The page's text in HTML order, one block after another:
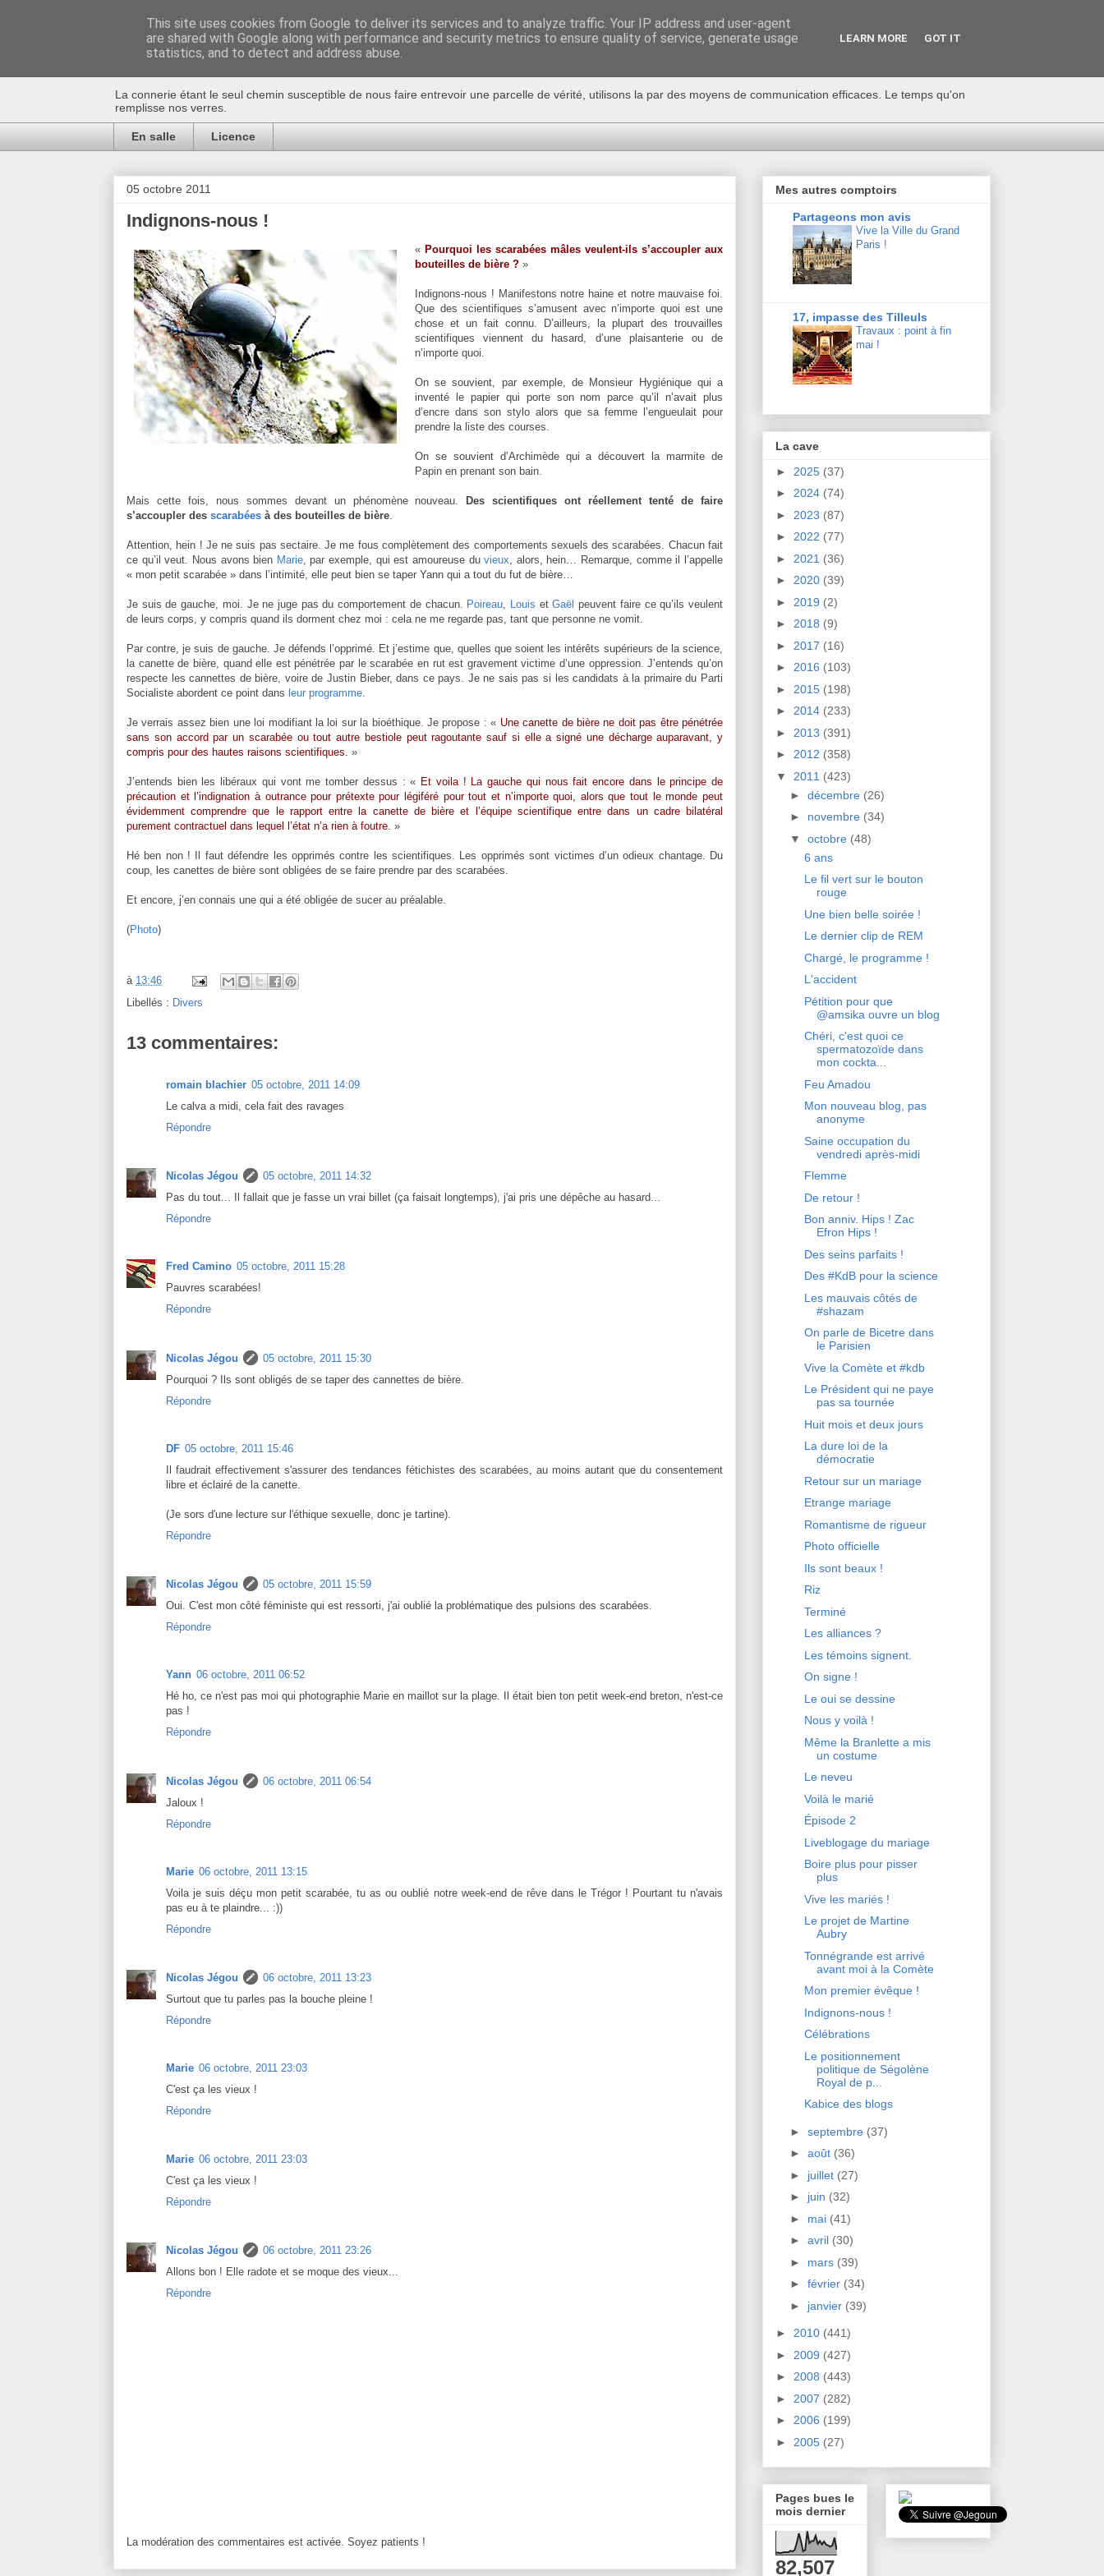
Au bistro !
La connerie étant le seul chemin susceptible de nous faire entrevoir une parcelle de vérité, utilisons la par des moyens de communication efficaces. Le temps qu'on
remplisse nos verres.
En salle Licence
05 octobre 2011
Indignons-nous !
« Pourquoi les scarabées mâles veulent-ils s’accoupler aux
bouteilles de bière ? »
Indignons-nous ! Manifestons notre haine et notre mauvaise foi.
Que des scientifiques s’amusent avec n’importe quoi est une
chose et un fait connu. D’ailleurs, la plupart des trouvailles
scientifiques viennent du hasard, d’une plaisanterie ou de
n’importe quoi.
On se souvient, par exemple, de Monsieur Hygiénique qui a
inventé le papier qui porte son nom parce qu’il n’avait plus
d’encre dans son stylo alors que sa femme l’engueulait pour
prendre la liste des courses.
On se souvient d’Archimède qui a découvert la marmite de
Papin en prenant son bain.
Mais cette fois, nous sommes devant un phénomène nouveau.
Des scientifiques ont réellement tenté de faire
s’accoupler des scarabées à des bouteilles de bière
Attention, hein ! Je ne suis pas sectaire. Je me fous complètement des comportements sexuels des scarabées. Chacun fait
ce qu’il veut. Nous avons bien Marie, par exemple, qui est amoureuse duvieux , alors, hein… Remarque, comme il l’appelle
« mon petit scarabée » dans l’intimité, elle peut bien se taper Yann qui a tout du fut de bière…
Je suis de gauche, moi. Je ne juge pas du comportement de chacun. Poireau Louis etGaël peuvent faire ce qu’ils veulent
de leurs corps, y compris quand ils dorment chez moi : cela ne me regarde pas, tant que personne ne vomit.
Par contre, je suis de gauche. Je défends l’opprimé. Et j’estime que, quelles que soient les intérêts supérieurs de la science,
la canette de bière, quand elle est pénétrée par le scarabée en rut est gravement victime d’une oppression. J’entends qu’on
respecte les cannettes de bière, voire de Justin Bieber, dans ce pays. Je ne sais pas si les candidats à la primaire du Parti
Socialiste abordent ce point dans leur programme
Je verrais assez bien une loi modifiant la loi sur la bioéthique. Je propose : « Une canette de bière ne doit pas être pénétrée
sans son accord par un scarabée ou tout autre bestiole peut ragoutante sauf si elle a signé une décharge auparavant, y
compris pour des hautes raisons scientifiques. »
J’entends bien les libéraux qui vont me tomber dessus : « Et voila ! La gauche qui nous fait encore dans le principe de
précaution et l’indignation à outrance pour prétexte pour légiféré pour tout et n’importe quoi, alors que tout le monde peut
évidemment comprendre que le rapport entre la canette de bière et l’équipe scientifique entre dans un cadre bilatéral
purement contractuel dans lequel l’état n’a rien à foutre. »
Hé ben non ! Il faut défendre les opprimés contre les scientifiques. Les opprimés sont victimes d’un odieux chantage. Du
coup, les canettes de bière sont obligées de se faire prendre par des scarabées.
Et encore, j’en connais une qui a été obligée de sucer au préalable.
(Photo)
à 13:46
Libellés : Divers
13 commentaires:
romain blachier 05 octobre, 2011 14:09
Le calva a midi, cela fait des ravages
Répondre
Nicolas Jégou
05 octobre, 2011 14:32
Pas du tout... Il fallait que je fasse un vrai billet (ça faisait longtemps), j'ai pris une dépêche au hasard...
Répondre
Fred Camino 05 octobre, 2011 15:28
Pauvres scarabées!
Répondre
Nicolas Jégou
05 octobre, 2011 15:30
Pourquoi ? Ils sont obligés de se taper des cannettes de bière.
Répondre
DF 05 octobre, 2011 15:46
Il faudrait effectivement s'assurer des tendances fétichistes des scarabées, au moins autant que du consentement
libre et éclairé de la canette.
(Je sors d'une lecture sur l'éthique sexuelle, donc je tartine).
Répondre
Nicolas Jégou
05 octobre, 2011 15:59
Oui. C'est mon côté féministe qui est ressorti, j'ai oublié la problématique des pulsions des scarabées.
Répondre
Yann 06 octobre, 2011 06:52
Hé ho, ce n'est pas moi qui photographie Marie en maillot sur la plage. Il était bien ton petit week-end breton, n'est-ce
pas !
Répondre
Nicolas Jégou
06 octobre, 2011 06:54
Jaloux !
Répondre
Marie 06 octobre, 2011 13:15
Voila je suis déçu mon petit scarabée, tu as ou oublié notre week-end de rêve dans le Trégor ! Pourtant tu n'avais
pas eu à te plaindre... :))
Répondre
Nicolas Jégou
06 octobre, 2011 13:23
Surtout que tu parles pas la bouche pleine !
Répondre
Marie 06 octobre, 2011 23:03
C'est ça les vieux !
Répondre
Marie 06 octobre, 2011 23:03
C'est ça les vieux !
Répondre
Nicolas Jégou
06 octobre, 2011 23:26
Allons bon ! Elle radote et se moque des vieux...
Répondre
La modération des commentaires est activée. Soyez patients !
Mes autres comptoirs
Partageons mon avis
Vive la Ville du Grand
Paris !
17, impasse des Tilleuls
Travaux : point à fin
mai !
La cave
► 2025 (37)
► 2024 (74)
► 2023 (87)
► 2022 (77)
► 2021 (36)
► 2020 (39)
► 2019 (2)
► 2018 (9)
► 2017 (16)
► 2016 (103)
► 2015 (198)
► 2014 (233)
► 2013 (391)
► 2012 (358)
▼ 2011 (423)
► décembre (26)
► novembre (34)
▼ octobre (48)
6 ans
Le fil vert sur le bouton
rouge
Une bien belle soirée !
Le dernier clip de REM
Chargé, le programme !
L'accident
Pétition pour que
@amsika ouvre un blog
Chéri, c'est quoi ce
spermatozoïde dans
mon cockta...
Feu Amadou
Mon nouveau blog, pas
anonyme
Saine occupation du
vendredi après-midi
Flemme
De retour !
Bon anniv. Hips ! Zac
Efron Hips !
Des seins parfaits !
Des #KdB pour la science
Les mauvais côtés de
#shazam
On parle de Bicetre dans
le Parisien
Vive la Comète et #kdb
Le Président qui ne paye
pas sa tournée
Huit mois et deux jours
La dure loi de la
démocratie
Retour sur un mariage
Etrange mariage
Romantisme de rigueur
Photo officielle
Ils sont beaux !
Riz
Terminé
Les alliances ?
Les témoins signent.
On signe !
Le oui se dessine
Nous y voilà !
Même la Branlette a mis
un costume
Le neveu
Voilà le marié
Épisode 2
Liveblogage du mariage
Boire plus pour pisser
plus
Vive les mariés !
Le projet de Martine
Aubry
Tonnégrande est arrivé
avant moi à la Comète
Mon premier évêque !
Indignons-nous !
Célébrations
Le positionnement
politique de Ségolène
Royal de p...
Kabice des blogs
► septembre (37)
► août (36)
► juillet (27)
► juin (32)
► mai (41)
► avril (30)
► mars (39)
► février (34)
► janvier (39)
► 2010 (441)
► 2009 (427)
► 2008 (443)
► 2007 (282)
► 2006 (199)
► 2005 (27)
Pages bues le
mois dernier
82,507
This site uses cookies from Google to deliver its services and to analyze traffic. Your IP address and user-agent
are shared with Google along with performance and security metrics to ensure quality of service, generate usage
statistics, and to detect and address abuse.
LEARN MORE GOT IT